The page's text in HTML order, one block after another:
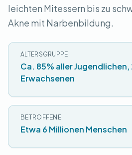
leichten Mitessern bis zu
Akne mit Narbenbildung.
ALTERSGRUPPE
Ca. 85% aller
Erwachsenen
BETROFFENE
Etwa 6 Millionen Menschen